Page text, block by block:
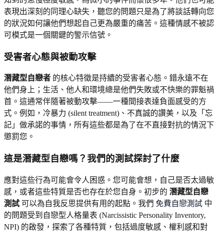
表現出深刻的同理心缺失，聽您的問題只是為了將談話轉向您
的狀況如何讓他們想起自己更為嚴重的痛苦。這種情感不被認
可模式是一個關鍵的警示信號。
受害者心態與被動攻擊
潛藏型自戀者 的核心特徵是持續的受害者心態。錯永遠不在
他們身上；生活、他人和環境總是他們失敗或不快樂的罪魁禍
首。這通常伴隨著被動攻擊——一種間接表達負面感受的方
式。例如，冷暴力 (silent treatment)、不真誠的讚美，以及「忘
記」做承諾的事情，所有這些都是為了在不直接對抗的情況下
懲罰您。
這是潛藏型自戀嗎？我們的測試探討了什麼
應對這些行為可能會令人困惑。您可能會想，自己是否太過敏
感，或者這些特質是否也存在於您自身。初步的 潛藏型自戀
測試 可以為自我反思提供有用的起點。我們 免費自戀測試 中
的問題受到自戀型人格量表 (Narcissistic Personality Inventory,
NPI) 的啟發，探索了各種特質，包括過度敏感、權利感和對